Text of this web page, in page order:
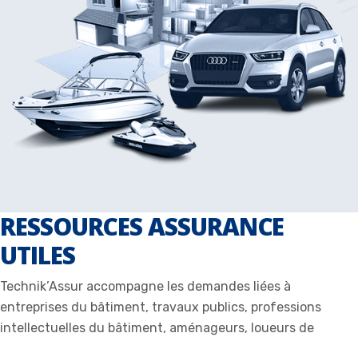
RESSOURCES ASSURANCE
UTILES
Technik’Assur accompagne les demandes liées à
entreprises du bâtiment, travaux publics, professions
intellectuelles du bâtiment, aménageurs, loueurs de